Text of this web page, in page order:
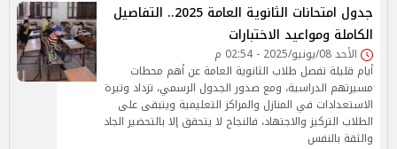
جدول امتحانات الثانوية العامة 2025.. التفاصيل
الكاملة ومواعيد الاختبارات
الأحد 08/يونيو/2025 - 02:54 م
أيام قليلة تفصل طلاب الثانوية العامة عن أهم محطات
مسيرتهم الدراسية، ومع صدور الجدول الرسمي، تزداد وتيرة
الاستعدادات في المنازل والمراكز التعليمية ويتبقى على
الطلاب التركيز والاجتهاد، فالنجاح لا يتحقق إلا بالتحضير الجاد
والثقة بالنفس